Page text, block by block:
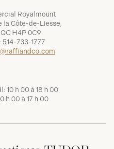
Royalmount
la Côte-de-Liesse,
H4P 0C9
514-733-1777
10 h 00 à 18 h 00
h 00 à 17 h 00